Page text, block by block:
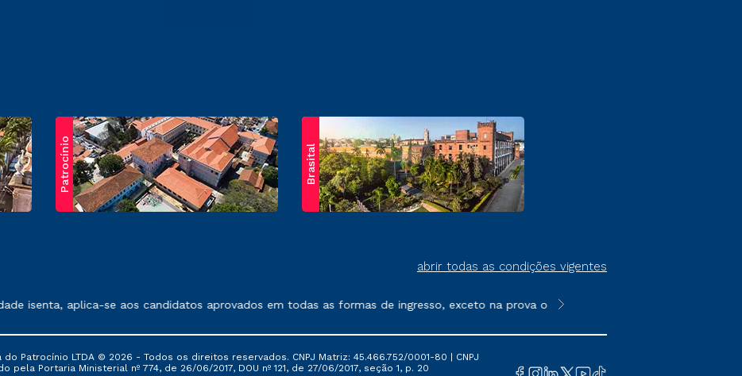
Patrocínio Brasital
abrir todas as condições vigentes
exposto no contrato de prestação de serviços.
isenta, aplica-se aos candidatos aprovados em todas as formas de ingresso, exceto na prova on-line ou agendada, que
**Semipresencial é um formato do
Patrocínio LTDA © 2026 - Todos os direitos reservados. CNPJ Matriz: 45.466.752/0001-80 | CNPJ
pela Portaria Ministerial nº 774, de 26/06/2017, DOU nº 121, de 27/06/2017, seção 1, p. 20